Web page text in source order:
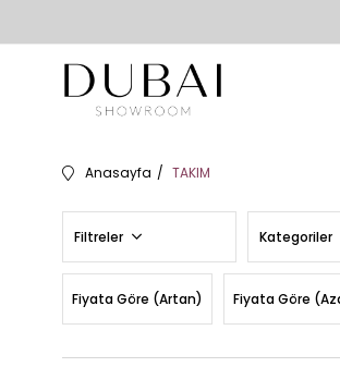
Anasayfa TAKIM
Filtreler Kategoriler
Fiyata Göre (Artan) Fiyata Göre